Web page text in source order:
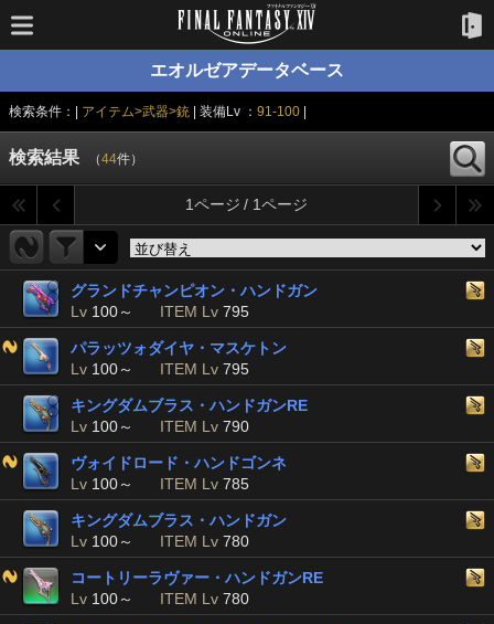
エオルゼアデータベース
検索条件：| アイテム>武器>銃 | 装備Lv ： 91-100|
検索結果 （44件）
1ページ / 1ページ
グランドチャンピオン・ハンドガン
Lv 100～ ITEM Lv 795
パラッツォダイヤ・マスケトン
Lv 100～ ITEM Lv 795
キングダムブラス・ハンドガンRE
Lv 100～ ITEM Lv 790
ヴォイドロード・ハンドゴンネ
Lv 100～ ITEM Lv 785
キングダムブラス・ハンドガン
Lv 100～ ITEM Lv 780
コートリーラヴァー・ハンドガンRE
Lv 100～ ITEM Lv 780